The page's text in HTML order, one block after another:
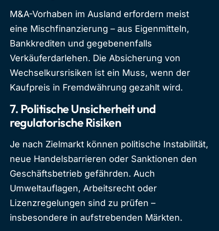
M&A-Vorhaben im Ausland erfordern meist
eine Mischfinanzierung – aus Eigenmitteln,
Bankkrediten und gegebenenfalls
Verkäuferdarlehen. Die Absicherung von
Wechselkursrisiken ist ein Muss, wenn der
Kaufpreis in Fremdwährung gezahlt wird.
7. Politische Unsicherheit und
regulatorische Risiken
Je nach Zielmarkt können politische Instabilität,
neue Handelsbarrieren oder Sanktionen den
Geschäftsbetrieb gefährden. Auch
Umweltauflagen, Arbeitsrecht oder
Lizenzregelungen sind zu prüfen –
insbesondere in aufstrebenden Märkten.